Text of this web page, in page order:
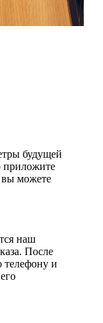
будущей
приложите
можете
наш
После
телефону и